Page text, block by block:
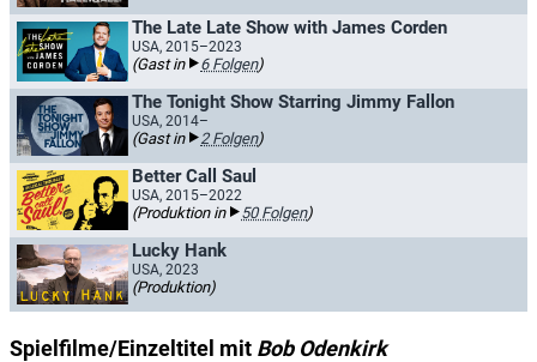
The Late Late Show with James Corden
USA, 2015–2023
(Gast in 6 Folgen)
The Tonight Show Starring Jimmy Fallon
USA, 2014–
(Gast in 2 Folgen)
Better Call Saul
USA, 2015–2022
(Produktion in 50 Folgen)
Lucky Hank
USA, 2023
(Produktion)
Spielfilme/Einzeltitel mit Bob Odenkirk